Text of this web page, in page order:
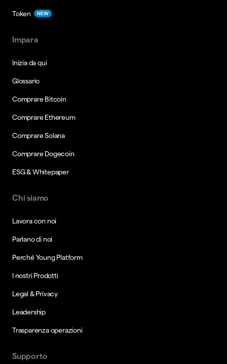
Token NEW
Impara
Inizia da qui
Glossario
Comprare Bitcoin
Comprare Ethereum
Comprare Solana
Comprare Dogecoin
ESG & Whitepaper
Chi siamo
Lavora con noi
Parlano di noi
Perché Young Platform
I nostri Prodotti
Legal & Privacy
Leadership
Trasparenza operazioni
Supporto